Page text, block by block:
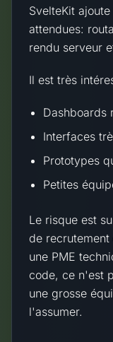
SvelteKit
attendues:
rendu serveur
Il est très
Dashboards
Interfaces
Prototypes
Petites
Le risque est
de
une PME
code, ce n'est
une grosse
l'assumer.